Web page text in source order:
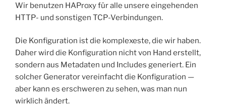
Wir benutzen HAProxy für alle unsere eingehenden
HTTP- und sonstigen TCP-Verbindungen.
Die Konfiguration ist die komplexeste, die wir haben.
Daher wird die Konfiguration nicht von Hand erstellt,
sondern aus Metadaten und Includes generiert. Ein
solcher Generator vereinfacht die Konfiguration —
aber kann es erschweren zu sehen, was man nun
wirklich ändert.